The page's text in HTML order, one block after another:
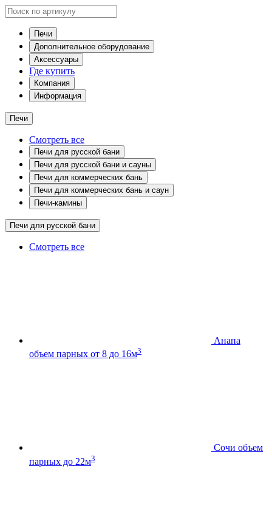
Печи
Дополнительное оборудование
Аксессуары
Где купить
Компания
Информация
Печи
Смотреть все
Печи для русской бани
Печи для русской бани и сауны
Печи для коммерческих бань
Печи для коммерческих бань и саун
Печи-камины
Печи для русской бани
Смотреть все
Анапа
объем парных от 8 до 16м3
Сочи объем
парных до 22м3